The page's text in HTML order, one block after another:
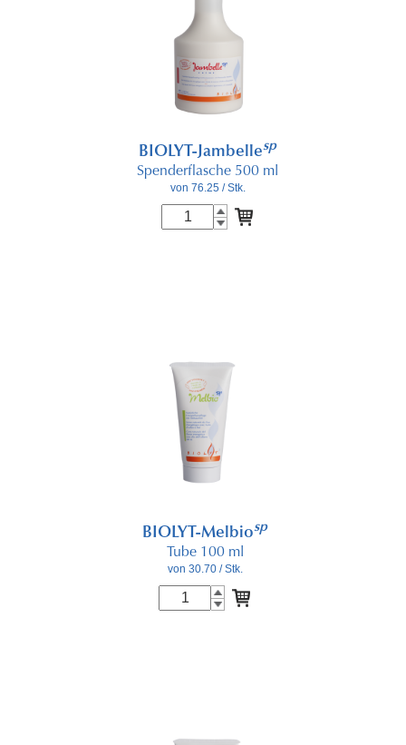
BIOLYT-Jambellesp
Spenderflasche 500 ml
von 76.25 / Stk.
BIOLYT-Melbiosp
Tube 100 ml
von 30.70/ Stk.